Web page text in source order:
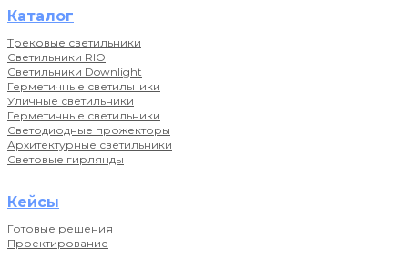
Каталог
Трековые светильники
Светильники RIO
Светильники Downlight
Герметичные светильники
Уличные светильники
Герметичные светильники
Светодиодные прожекторы
Архитектурные светильники
Световые гирлянды
Кейсы
Готовые решения
Проектирование